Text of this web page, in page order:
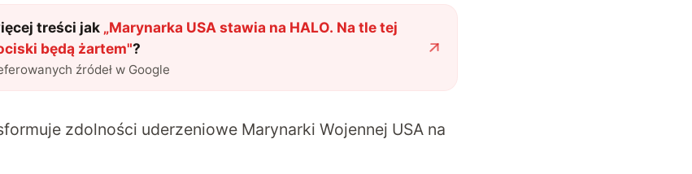
treści jak „Marynarka USA stawia na HALO. Na tle tej
będą żartem"?
źródeł w Google
zdolności uderzeniowe Marynarki Wojennej USA na